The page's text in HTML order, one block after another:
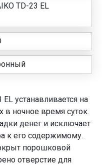
TD-23 EL
устанавливается на
в ночное время суток.
денег и исключает
к его содержимому.
порошковой
отверстие для